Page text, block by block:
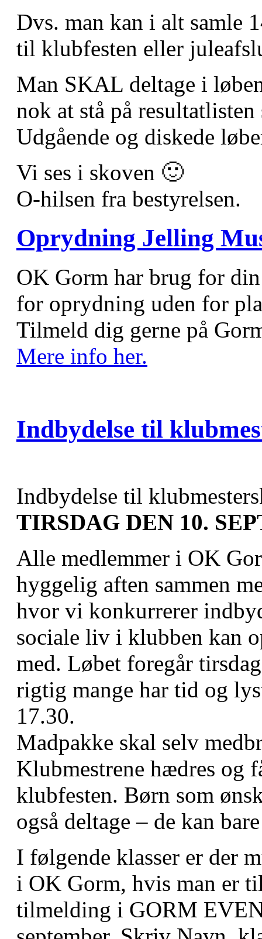
Dvs. man kan i alt samle
til klubfesten eller
Man SKAL deltage i
nok at stå på
Udgående og diskede
Vi ses i skoven 🙂
O-hilsen fra bestyrelsen.
Oprydning Jelling
OK Gorm har brug for
for oprydning uden for
Tilmeld dig gerne på
Mere info her.
Indbydelse til
Indbydelse til
TIRSDAG DEN 10.
Alle medlemmer i OK
hyggelig aften sammen
hvor vi konkurrerer
sociale liv i klubben kan
med. Løbet foregår
rigtig mange har tid og
17.30.
Madpakke skal selv
Klubmestrene hædres og
klubfesten. Børn som
også deltage – de kan
I følgende klasser er der
i OK Gorm, hvis man er
tilmelding i GORM